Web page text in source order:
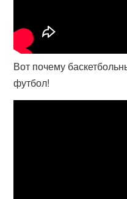
Вот почему
футбол!